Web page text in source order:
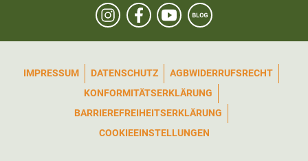
IMPRESSUM DATENSCHUTZ AGBWIDERRUFSRECHT
KONFORMITÄTSERKLÄRUNG
BARRIEREFREIHEITSERKLÄRUNG
COOKIEEINSTELLUNGEN